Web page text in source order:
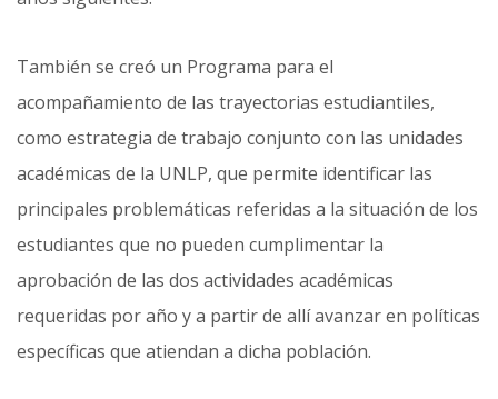
También se creó un Programa para el
acompañamiento de las trayectorias estudiantiles,
como estrategia de trabajo conjunto con las unidades
académicas de la UNLP, que permite identificar las
principales proble­máticas referidas a la situación de los
estudiantes que no pueden cumplimentar la
aprobación de las dos actividades académicas
requeridas por año y a partir de allí avanzar en políticas
específicas que atiendan a dicha población.